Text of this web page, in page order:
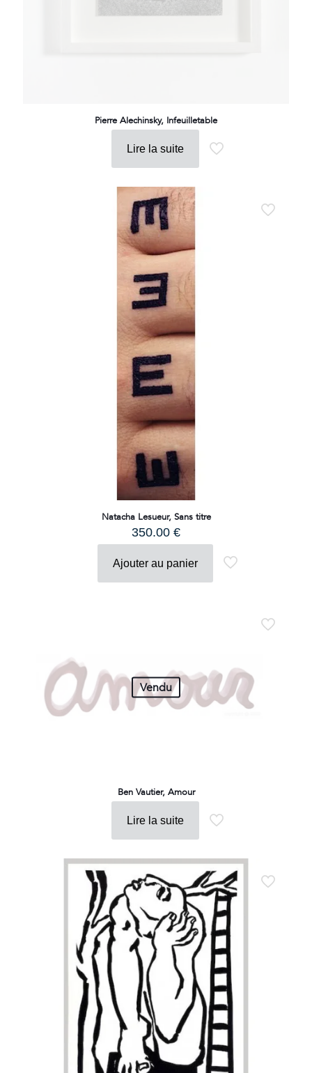
Pierre Alechinsky, Infeuilletable
Lire la suite
Natacha Lesueur, Sans titre
350.00 €
Ajouter au panier
Vendu
Ben Vautier, Amour
Lire la suite